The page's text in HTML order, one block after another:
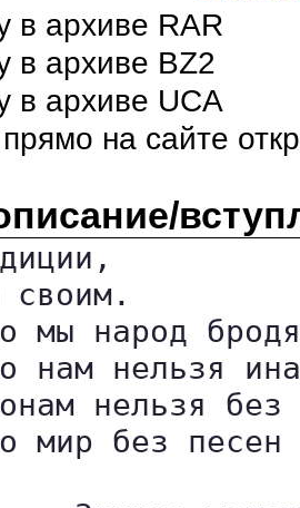
в архиве RAR
в архиве BZ2
в архиве UCA
прямо на сайте
своим.
мы народ
нам нельзя
нельзя без
мир без песен